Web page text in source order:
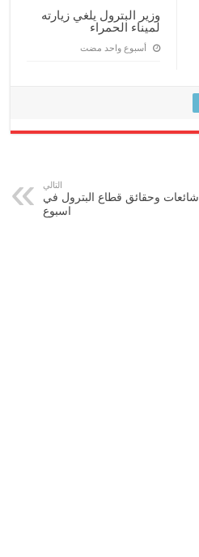
وزير البترول يلغي زيارته
لميناء الحمراء
‏أسبوع واحد مضت
التالي
شائعات وحقائق قطاع البترول في
اسبوع